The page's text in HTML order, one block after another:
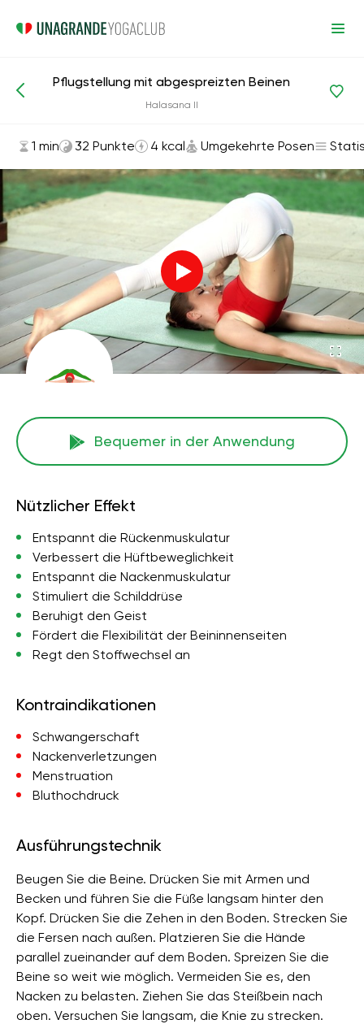
Asanas und Übungen Umgekehrte Posen
Pflugstellung mit abgespreizten Beinen
Halasana II
1 min 32 Punkte 4 kcal Umgekehrte Posen
Bequemer in der Anwendung
Nützlicher Effekt
Entspannt die Rückenmuskulatur
Verbessert die Hüftbeweglichkeit
Entspannt die Nackenmuskulatur
Stimuliert die Schilddrüse
Beruhigt den Geist
Fördert die Flexibilität der Beininnenseiten
Regt den Stoffwechsel an
Kontraindikationen
Schwangerschaft
Nackenverletzungen
Menstruation
Bluthochdruck
Ausführungstechnik
Beugen Sie die Beine. Drücken Sie mit Armen und
Becken und führen Sie die Füße langsam hinter den
Kopf. Drücken Sie die Zehen in den Boden. Strecken Sie
die Fersen nach außen. Platzieren Sie die Hände
parallel zueinander auf dem Boden. Spreizen Sie die
Beine so weit wie möglich. Vermeiden Sie es, den
Nacken zu belasten. Ziehen Sie das Steißbein nach
oben. Versuchen Sie langsam, die Knie zu strecken.